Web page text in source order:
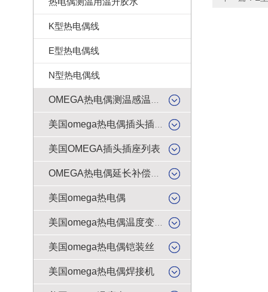
K型热电偶线
E型热电偶线
N型热电偶线
美国OMEGA插头插座列表
美国omega热电偶
美国omega热电偶铠装丝
美国omega热电偶焊接机